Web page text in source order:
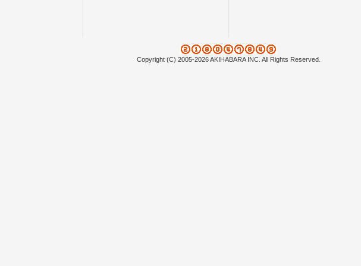
Copyright (C) 2005-2026 AKIHABARA INC. All Rights Reserved.